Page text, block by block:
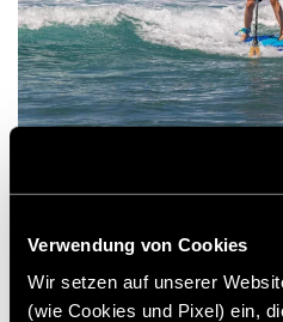
Verwendung von Cookies
Wir setzen auf unserer
(wie Cookies und Pixel) ein,